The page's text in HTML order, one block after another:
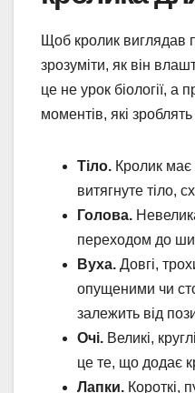
Щоб кролик виглядав
зрозуміти, як він
це не урок біології, а
моментів, які
Тіло. Кролик має
витягнуте тіло,
Голова.
переходом до
Вуха. Довгі,
опущеними чи
залежить від
Очі. Великі,
це те, що додає
Лапки. Короткі,